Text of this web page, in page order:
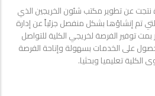
عن تطوير مكتب شئون الخريجين الذي
تم إنشاؤها بشكل منفصل جزئياً عن إدارة
توفير الفرصة لخريجي الكلية للتواصل
على الخدمات بسهولة وإتاحة الفرصة
تعليميا وبحثيا.